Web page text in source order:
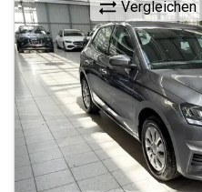
Vergleichen